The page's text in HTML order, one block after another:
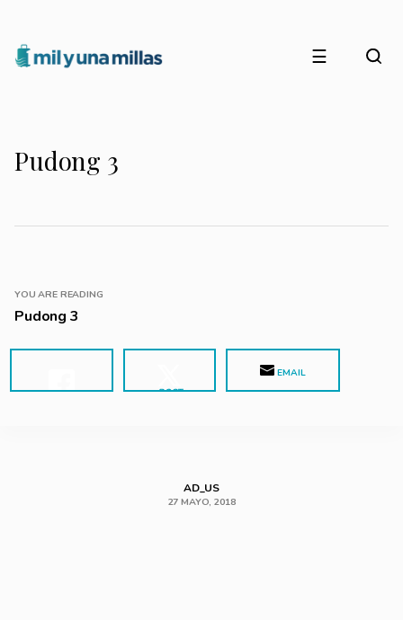
☰
Pudong 3
YOU ARE READING
Pudong 3
POST
EMAIL
AD_US
27 MAYO, 2018